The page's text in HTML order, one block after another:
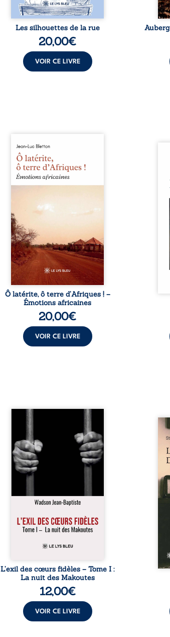
Les silhouettes de la rue
20,00€
VOIR CE LIVRE
Ô latérite, ô terre d’Afriques !
est un hommage poétique et
authentique aux paysages, aux
rencontres et aux émotions
brutes d’un continent en
reconstruction, entre
souvenirs intimes – la pluie à
Namoungou, le baobab de
Zagtouli – aux portraits
marquants – Thomas Sankara,
Hamadoun Dicko, le Vieux
Biokou – l’auteur partage des
instantanés ...
Ô latérite, ô terre d’Afriques ! –
Émotions africaines
20,00€
VOIR CE LIVRE
par
« Une nuit suffit parfois pour
briser une famille… mais
certaines fidélités traversent
les années. » Haïti, sous la
dictature des Duvalier. La peur
s’étend jusque dans les
villages les plus reculés. À
Bainet, Jean-Joël Joli mène une
existence paisible avec sa
famille. Chef de section
respecté, il refuse pourtant de
fermer les yeux sur l’injustice.
Mais, dans un ...
L’exil des cœurs fidèles – Tome I :
La nuit des Makoutes
12,00€
VOIR CE LIVRE
Les
la
par-